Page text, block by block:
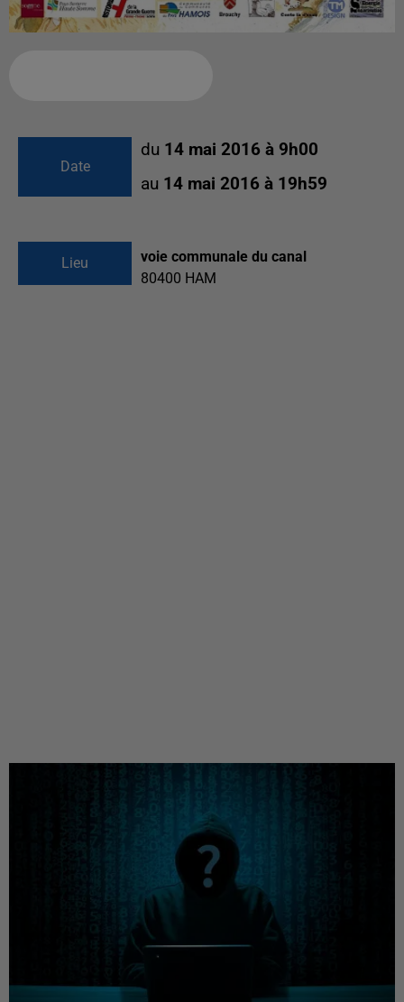
Date
du 14 mai 2016 à 9h00
au 14 mai 2016 à 19h59
Lieu
voie communale du canal
80400 HAM